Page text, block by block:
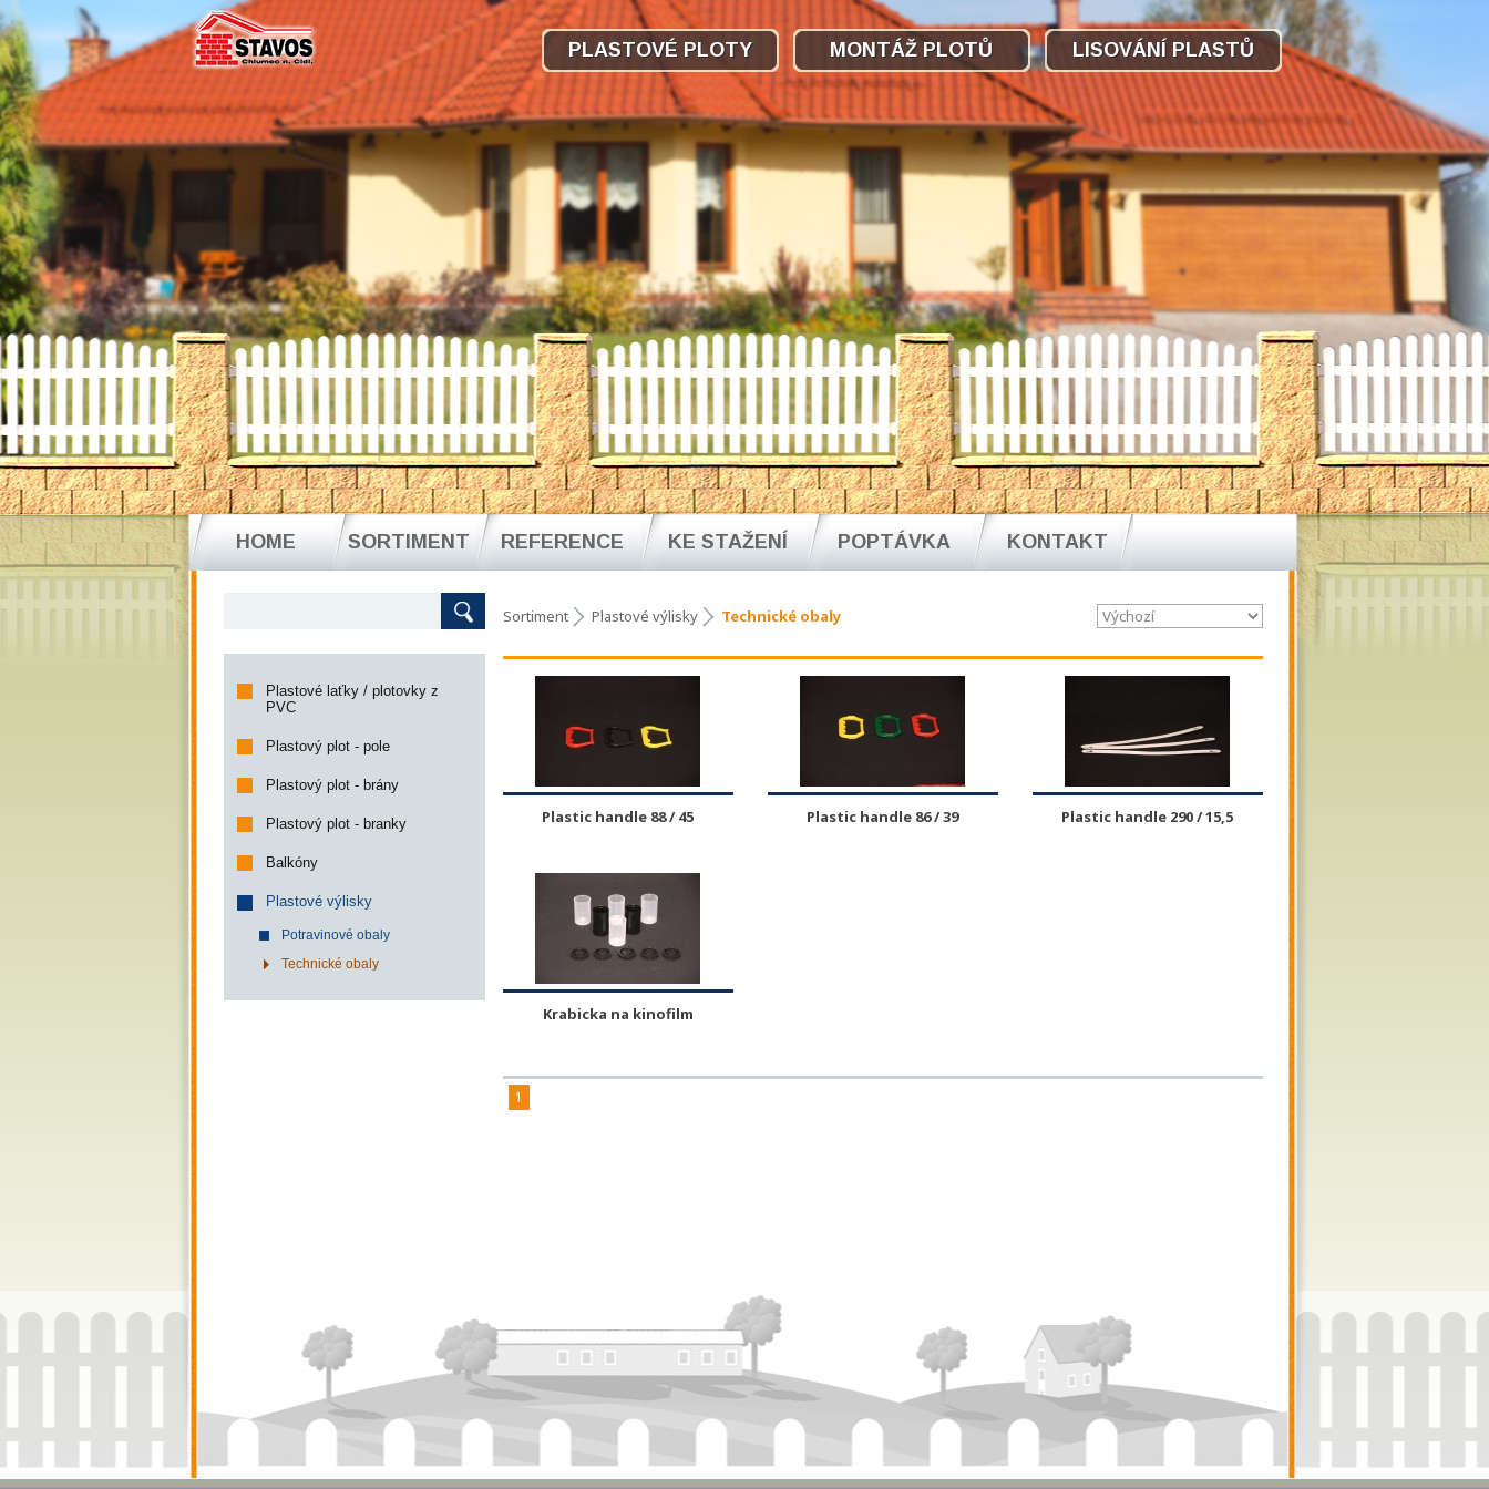
HOME SORTIMENT REFERENCE KE STAŽENÍ POPTÁVKA KONTAKT
PLASTOVÉ PLOTY MONTÁŽ PLOTŮ LISOVÁNÍ PLASTŮ
Plastové laťky / plotovky z
PVC
Plastový plot - pole
Plastový plot - brány
Plastový plot - branky
Balkóny
Plastové výlisky
Potravinové obaly
Technické obaly
Sortiment Plastové výlisky Technické obaly
Plastic handle 88 / 45 Plastic handle 86 / 39 Plastic handle 290 / 15,5
Krabicka na kinofilm
1